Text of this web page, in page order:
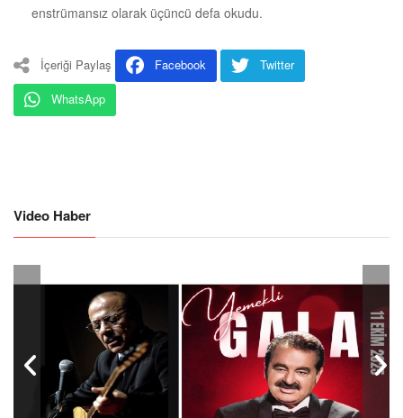
enstrümansız olarak üçüncü defa okudu.
İçeriği Paylaş Facebook
Twitter
WhatsApp
Video Haber